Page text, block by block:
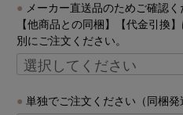
メーカー直送品のためご確認
【他商品との同梱】【代金引換
別にご注文ください。
単独でご注文ください（同梱発